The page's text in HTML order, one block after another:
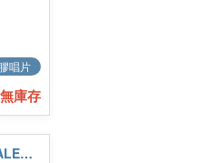
唱片
無庫存
我的血腥情人／MY BLOODY VALENTINE